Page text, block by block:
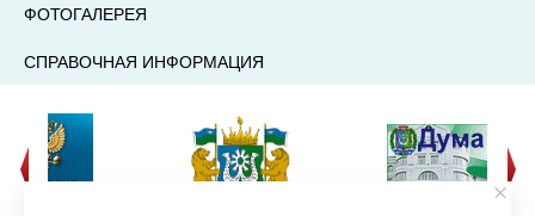
ФОТОГАЛЕРЕЯ
СПРАВОЧНАЯ ИНФОРМАЦИЯ